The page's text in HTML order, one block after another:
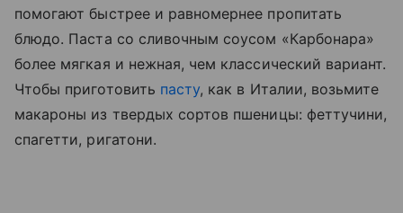
помогают быстрее и равномернее пропитать
блюдо. Паста со сливочным соусом «Карбонара»
более мягкая и нежная, чем классический вариант.
Чтобы приготовить пасту, как в Италии, возьмите
макароны из твердых сортов пшеницы: феттучини,
спагетти, ригатони.